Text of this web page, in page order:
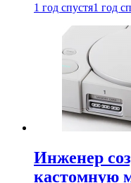
1 год спустя1 год
Инженер
кастомную